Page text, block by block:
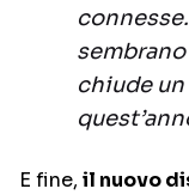
chiude
E fine, il nuovo